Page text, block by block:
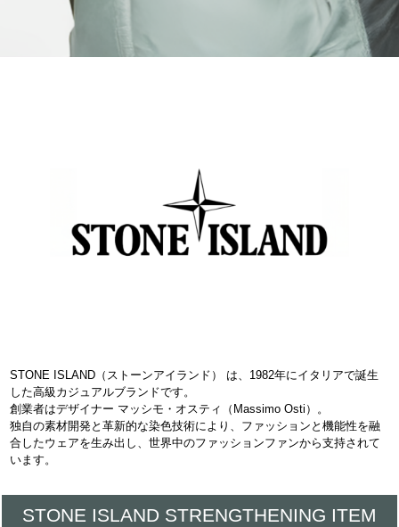
STONE ISLAND（ストーンアイランド） は、1982年にイタリアで誕生
した高級カジュアルブランドです。
創業者はデザイナー マッシモ・オスティ（Massimo Osti）。
独自の素材開発と革新的な染色技術により、ファッションと機能性を融
合したウェアを生み出し、世界中のファッションファンから支持されて
います。
STONE ISLAND STRENGTHENING ITEM